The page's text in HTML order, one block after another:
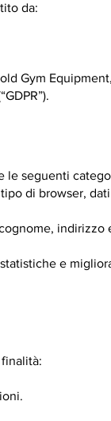
da:
Gym
le seguenti
di browser,
e